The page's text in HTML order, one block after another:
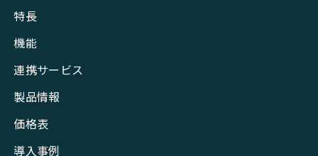
特長
機能
連携サービス
製品情報
価格表
導入事例